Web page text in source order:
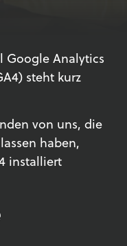
Google Analytics
steht kurz
von uns, die
haben,
installiert